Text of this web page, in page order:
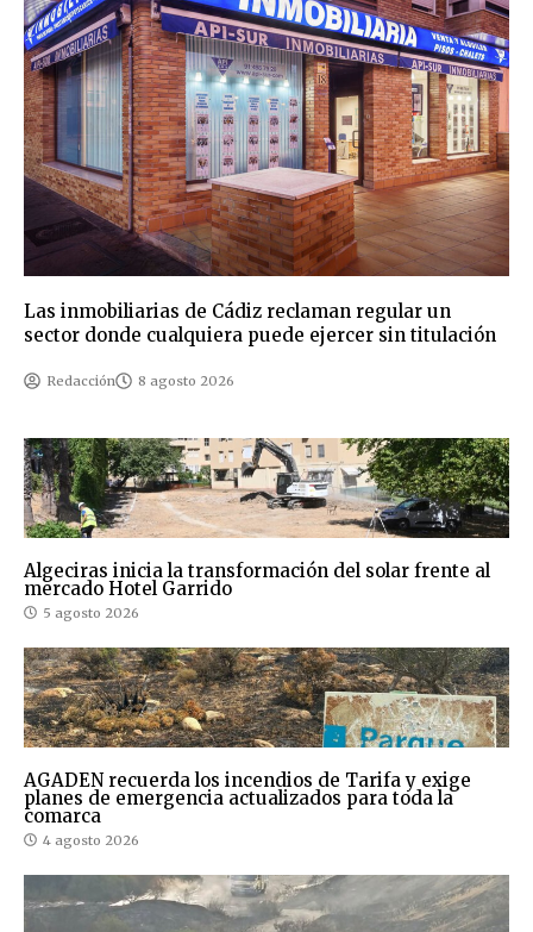
Las inmobiliarias de Cádiz reclaman regular un
sector donde cualquiera puede ejercer sin titulación
Redacción 8 agosto 2026
Algeciras inicia la transformación del solar frente al
mercado Hotel Garrido
5 agosto 2026
AGADEN recuerda los incendios de Tarifa y exige
planes de emergencia actualizados para toda la
comarca
4 agosto 2026